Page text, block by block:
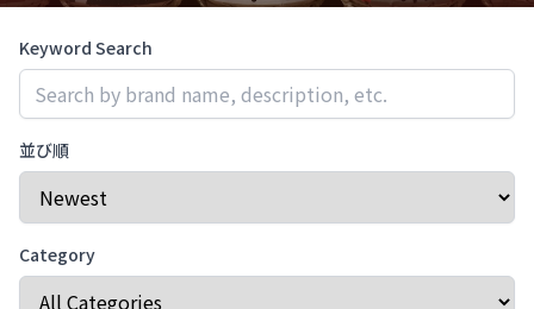
Keyword Search
並び順
Category